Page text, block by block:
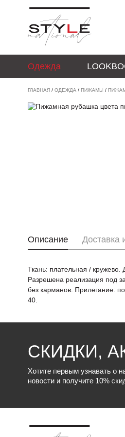
Одежда
ГЛАВНАЯ / ОДЕЖДА / ПИЖАМЫ /
Описание Доставка
Ткань: плательная /
Разрешена реализация под
без карманов. Прилегание:
40.
СКИДКИ,
Хотите первым узнавать о
новости и получите 10%